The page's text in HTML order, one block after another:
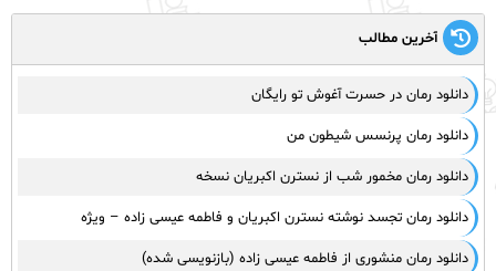
آخرین مطالب
دانلود رمان در حسرت آغوش تو رایگان
دانلود رمان پرنسس شیطون من
دانلود رمان مخمور شب از نسترن اکبریان نسخه
دانلود رمان تجسد نوشته نسترن اکبریان و فاطمه عیسی زاده – ویژه
دانلود رمان منشوری از فاطمه عیسی زاده (بازنویسی شده)